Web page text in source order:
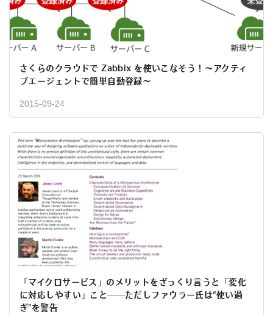
さくらのクラウドで Zabbix を使いこなそう！～アクティ
ブエージェントで簡単自動登録～
2015-09-24
「マイクロサービス」のメリットをざっくり言うと「変化
に対応しやすい」こと──ただしファウラー氏は“使い過
ぎ”を警告